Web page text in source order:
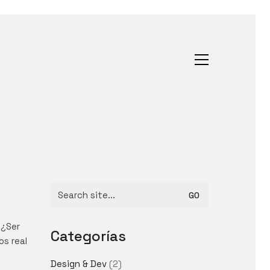
real
Categorías
Design & Dev(2)